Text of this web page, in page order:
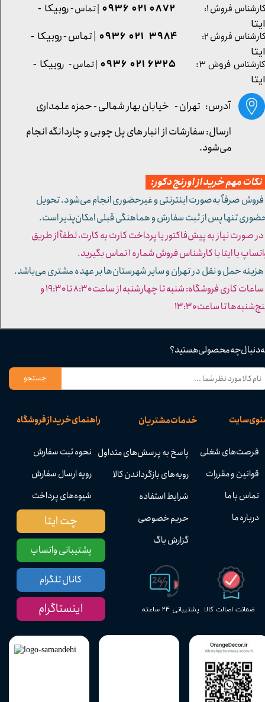
پشتیبانی ۲۴ ساعته ضمانت اصالت کالا
راهنمای خرید از فروشگاه
نحوه ثبت سفارش
رویه ارسال سفارش
شیوه‌های پرداخت
خدمات مشتریان
پاسخ به پرسش‌های متداول
رویه‌های بازگرداندن کالا
شرایط استفاده
حریم خصوصی
گزارش باگ
سایت
فرصت‌های شغلی
قوانین و مقررات
تماس با ما
درباره ما
دنبال چه محصولی هستید؟
جستجو
پشتیبانی واتساپ
چت ایتا
کانال تلگرام
اینستاگرام
کارشناس فروش ۳: ۶۳۲۵ ۰۲۱ ۰۹۳۶ | تماس - روبیکا -
ایتا
آدرس: تهران - خیابان بهار شمالی - حمزه علمداری
مهم خرید از اورنج دکور:
صرفاً به‌صورت اینترنتی و غیرحضوری انجام می‌شود. تحویل
تنها پس از ثبت سفارش و هماهنگی قبلی امکان‌پذیر است.
صورت نیاز به پیش‌فاکتور یا پرداخت کارت به کارت، لطفاً از طریق
یا ایتا با کارشناس فروش شماره ۱ تماس بگیرید.
حمل و نقل در تهران و سایر شهرستان‌ها بر عهده مشتری می‌باشد.
- ساعات کاری فروشگاه: شنبه تا چهارشنبه از ساعت ۸:۳۰ تا ۱۹:۳۰ و
تا ساعت ۱۳:۳۰​​​​​​​
کارشناس فروش ۱: 0872 021 0936 | تماس - روبیکا -
ایتا
کارشناس فروش ۲:
۳۹۸۴ ۰۲۱ ۰۹۳۶ | تماس - روبیکا -
ایتا
ارسال: سفارشات از انبار های پل چوبی و چاردانگه انجام
می‌شود.